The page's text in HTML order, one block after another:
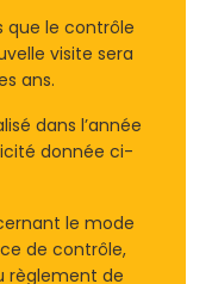
que le contrôle
visite sera
ans.
dans l’année
donnée ci-
le mode
de contrôle,
règlement de